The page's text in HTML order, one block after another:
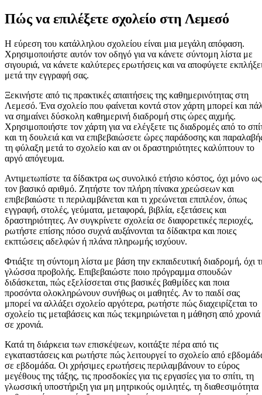
Πώς να επιλέξετε σχολείο στη Λεμεσό
Η εύρεση του κατάλληλου σχολείου είναι μια μεγάλη απόφαση.
Χρησιμοποιήστε αυτόν τον οδηγό για να κάνετε σύντομη λίστα με
σιγουριά, να κάνετε καλύτερες ερωτήσεις και να αποφύγετε
μετά την εγγραφή σας.
Ξεκινήστε από τις πρακτικές απαιτήσεις της καθημερινότητας στη
Λεμεσό. Ένα σχολείο που φαίνεται κοντά στον χάρτη μπορεί και
να σημαίνει δύσκολη καθημερινή διαδρομή στις ώρες αιχμής.
Χρησιμοποιήστε τον χάρτη για να ελέγξετε τις διαδρομές από το
και τη δουλειά και να επιβεβαιώσετε ώρες παράδοσης και
τη φύλαξη μετά το σχολείο και αν οι δραστηριότητες καλύπτουν το
αργό απόγευμα.
Αντιμετωπίστε τα δίδακτρα ως συνολικό ετήσιο κόστος, όχι μόνο ως
τον βασικό αριθμό. Ζητήστε τον πλήρη πίνακα χρεώσεων και
επιβεβαιώστε τι περιλαμβάνεται και τι χρεώνεται επιπλέον, όπως
εγγραφή, στολές, γεύματα, μεταφορά, βιβλία, εξετάσεις και
δραστηριότητες. Αν συγκρίνετε σχολεία σε διαφορετικές περιοχές,
ρωτήστε επίσης πόσο συχνά αυξάνονται τα δίδακτρα και ποιες
εκπτώσεις αδελφών ή πλάνα πληρωμής ισχύουν.
Φτιάξτε τη σύντομη λίστα με βάση την εκπαιδευτική διαδρομή, όχι
γλώσσα προβολής. Επιβεβαιώστε ποιο πρόγραμμα σπουδών
διδάσκεται, πώς εξελίσσεται στις βασικές βαθμίδες και ποια
προσόντα ολοκληρώνουν συνήθως οι μαθητές. Αν το παιδί σας
μπορεί να αλλάξει σχολείο αργότερα, ρωτήστε πώς διαχειρίζεται το
σχολείο τις μεταβάσεις και πώς τεκμηριώνεται η μάθηση από χρονιά
σε χρονιά.
Κατά τη διάρκεια των επισκέψεων, κοιτάξτε πέρα ​​από τις
εγκαταστάσεις και ρωτήστε πώς λειτουργεί το σχολείο από
σε εβδομάδα. Οι χρήσιμες ερωτήσεις περιλαμβάνουν το εύρος
μεγέθους της τάξης, τις προσδοκίες για τις εργασίες για το σπίτι, τη
γλωσσική υποστήριξη για μη μητρικούς ομιλητές, τη διαθεσιμότητα